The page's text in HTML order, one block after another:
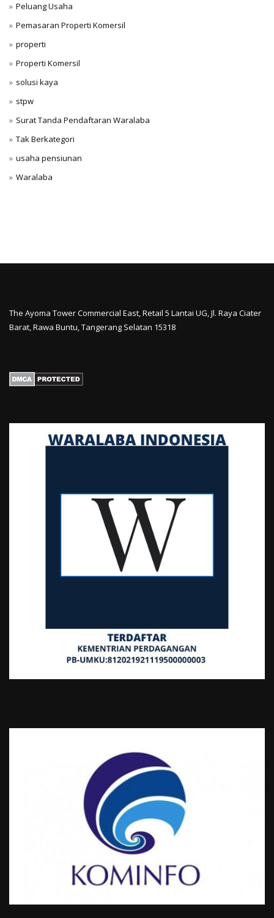
Peluang Usaha
Pemasaran Properti Komersil
properti
Properti Komersil
solusi kaya
stpw
Surat Tanda Pendaftaran Waralaba
Tak Berkategori
usaha pensiunan
Waralaba
The Ayoma Tower Commercial East, Retail 5 Lantai UG, Jl. Raya Ciater
Barat, Rawa Buntu, Tangerang Selatan 15318